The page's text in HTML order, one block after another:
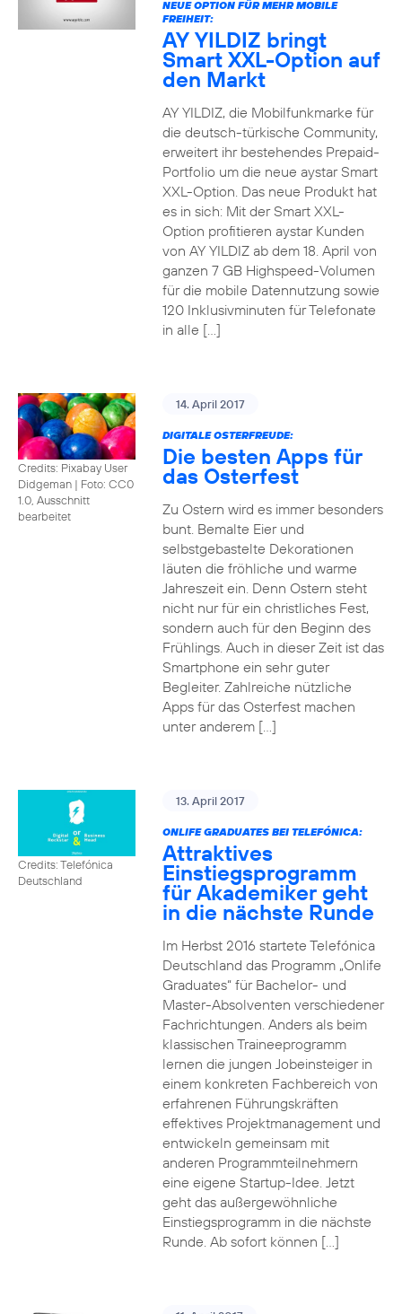
NEUE OPTION FÜR MEHR MOBILE
FREIHEIT:
AY YILDIZ bringt
Smart XXL-Option auf
den Markt
AY YILDIZ, die Mobilfunkmarke für
die deutsch-türkische Community,
erweitert ihr bestehendes Prepaid-
Portfolio um die neue aystar Smart
XXL-Option. Das neue Produkt hat
es in sich: Mit der Smart XXL-
Option profitieren aystar Kunden
von AY YILDIZ ab dem 18. April von
ganzen 7 GB Highspeed-Volumen
für die mobile Datennutzung sowie
120 Inklusivminuten für Telefonate
in alle […]
Credits: Pixabay User
Didgeman | Foto: CC0
1.0, Ausschnitt
bearbeitet
14. April 2017
DIGITALE OSTERFREUDE:
Die besten Apps für
das Osterfest
Zu Ostern wird es immer besonders
bunt. Bemalte Eier und
selbstgebastelte Dekorationen
läuten die fröhliche und warme
Jahreszeit ein. Denn Ostern steht
nicht nur für ein christliches Fest,
sondern auch für den Beginn des
Frühlings. Auch in dieser Zeit ist das
Smartphone ein sehr guter
Begleiter. Zahlreiche nützliche
Apps für das Osterfest machen
unter anderem […]
Credits: Telefónica
Deutschland
13. April 2017
ONLIFE GRADUATES BEI TELEFÓNICA:
Attraktives
Einstiegsprogramm
für Akademiker geht
in die nächste Runde
Im Herbst 2016 startete Telefónica
Deutschland das Programm „Onlife
Graduates“ für Bachelor- und
Master-Absolventen verschiedener
Fachrichtungen. Anders als beim
klassischen Traineeprogramm
lernen die jungen Jobeinsteiger in
einem konkreten Fachbereich von
erfahrenen Führungskräften
effektives Projektmanagement und
entwickeln gemeinsam mit
anderen Programmteilnehmern
eine eigene Startup-Idee. Jetzt
geht das außergewöhnliche
Einstiegsprogramm in die nächste
Runde. Ab sofort können […]